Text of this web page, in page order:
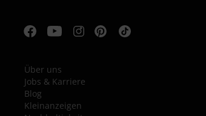
Über uns
Jobs & Karriere
Blog
Kleinanzeigen